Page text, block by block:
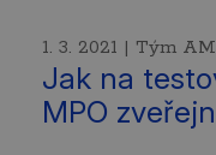
1. 3. 2021 | Tým
Jak na
MPO